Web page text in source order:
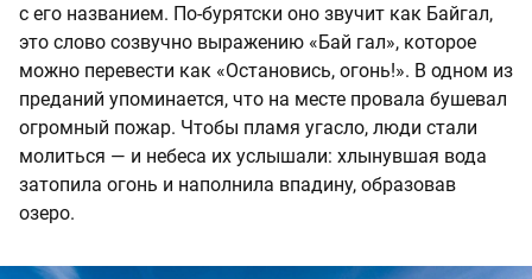
с его названием. По-бурятски оно звучит как Байгал,
это слово созвучно выражению «Бай гал», которое
можно перевести как «Остановись, огонь!». В одном из
преданий упоминается, что на месте провала бушевал
огромный пожар. Чтобы пламя угасло, люди стали
молиться — и небеса их услышали: хлынувшая вода
затопила огонь и наполнила впадину, образовав
озеро.